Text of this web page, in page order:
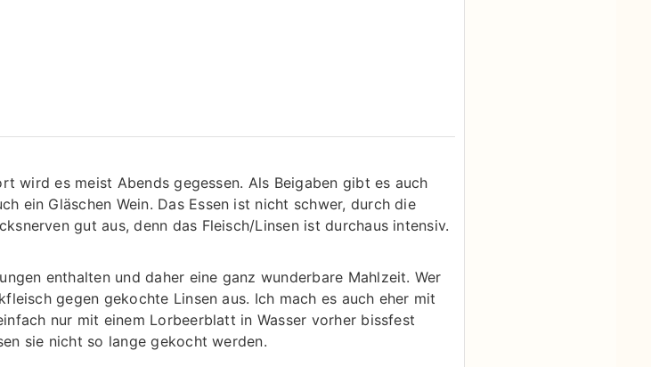
wird es meist Abends gegessen. Als Beigaben gibt es auch
ein Gläschen Wein. Das Essen ist nicht schwer, durch die
gut aus, denn das Fleisch/Linsen ist durchaus intensiv.
enthalten und daher eine ganz wunderbare Mahlzeit. Wer
gegen gekochte Linsen aus. Ich mach es auch eher mit
nur mit einem Lorbeerblatt in Wasser vorher bissfest
sie nicht so lange gekocht werden.